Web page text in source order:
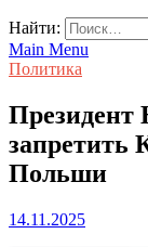
Найти:
Main Menu
Политика
Президент
запретить
Польши
14.11.2025